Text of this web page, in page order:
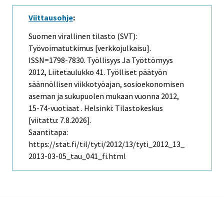
Viittausohje:
Suomen virallinen tilasto (SVT):
Työvoimatutkimus [verkkojulkaisu].
ISSN=1798-7830. Työllisyys Ja Työttömyys
2012, Liitetaulukko 41. Työlliset päätyön
säännöllisen viikkotyöajan, sosioekonomisen
aseman ja sukupuolen mukaan vuonna 2012,
15-74-vuotiaat . Helsinki: Tilastokeskus
[viitattu: 7.8.2026].
Saantitapa:
https://stat.fi/til/tyti/2012/13/tyti_2012_13_
2013-03-05_tau_041_fi.html